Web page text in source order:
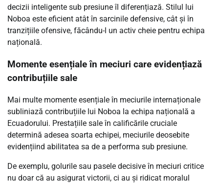
decizii inteligente sub presiune îl diferențiază. Stilul lui
Noboa este eficient atât în sarcinile defensive, cât și în
tranzițiile ofensive, făcându-l un activ cheie pentru echipa
națională.
Momente esențiale în meciuri care evidențiază
contribuțiile sale
Mai multe momente esențiale în meciurile internaționale
subliniază contribuțiile lui Noboa la echipa națională a
Ecuadorului. Prestațiile sale în calificările cruciale
determină adesea soarta echipei, meciurile deosebite
evidențiind abilitatea sa de a performa sub presiune.
De exemplu, golurile sau pasele decisive în meciuri critice
nu doar că au asigurat victorii, ci au și ridicat moralul